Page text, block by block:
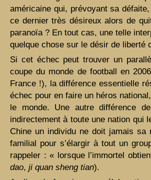
américaine qui, prévoyant sa
ce dernier très désireux alors de
paranoïa ? En tout cas, une telle
quelque chose sur le désir de liberté
Si cet échec peut trouver un
coupe du monde de football en
France !), la différence essentielle
échec pour en faire un héros
le monde. Une autre différence
indirectement à toute une nation qui
Chine un individu ne doit jamais sa
familial pour s’élargir à tout un
rappeler : « lorsque l’immortel
dao, ji quan sheng tian).